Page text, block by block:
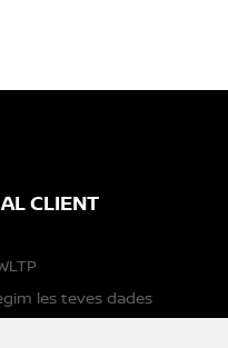
CLIENT
les teves dades